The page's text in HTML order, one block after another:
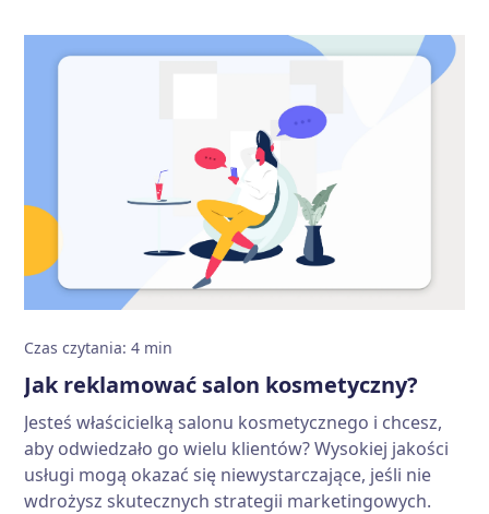
Czas czytania:4 min
Jak reklamować salon kosmetyczny?
Jesteś właścicielką salonu kosmetycznego i chcesz,
aby odwiedzało go wielu klientów? Wysokiej jakości
usługi mogą okazać się niewystarczające, jeśli nie
wdrożysz skutecznych strategii marketingowych.